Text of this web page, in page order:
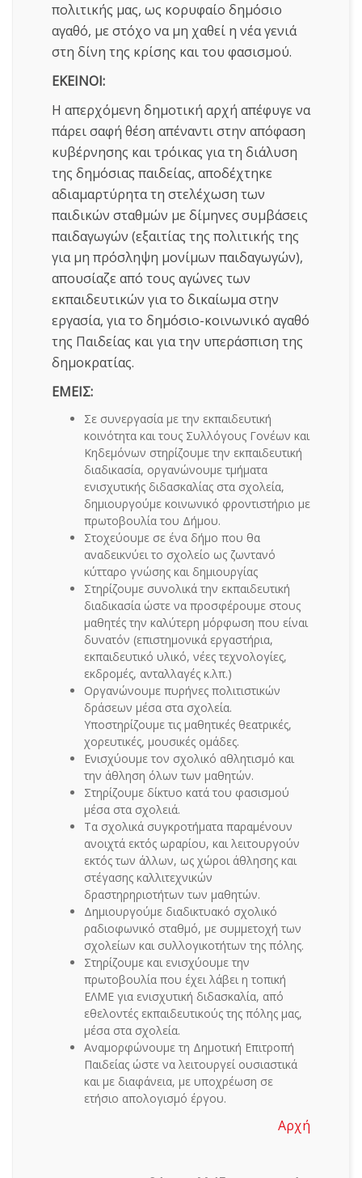
πολιτικής μας, ως κορυφαίο δημόσιο
αγαθό, με στόχο να μη χαθεί η νέα γενιά
στη δίνη της κρίσης και του φασισμού.
ΕΚΕΙΝΟΙ:
Η απερχόμενη δημοτική αρχή απέφυγε να
πάρει σαφή θέση απέναντι στην απόφαση
κυβέρνησης και τρόικας για τη διάλυση
της δημόσιας παιδείας, αποδέχτηκε
αδιαμαρτύρητα τη στελέχωση των
παιδικών σταθμών με δίμηνες συμβάσεις
παιδαγωγών (εξαιτίας της πολιτικής της
για μη πρόσληψη μονίμων παιδαγωγών),
απουσίαζε από τους αγώνες των
εκπαιδευτικών για το δικαίωμα στην
εργασία, για το δημόσιο-κοινωνικό αγαθό
της Παιδείας και για την υπεράσπιση της
δημοκρατίας.
ΕΜΕΙΣ:
Σε συνεργασία με την εκπαιδευτική
κοινότητα και τους Συλλόγους Γονέων και
Κηδεμόνων στηρίζουμε την εκπαιδευτική
διαδικασία, οργανώνουμε τμήματα
ενισχυτικής διδασκαλίας στα σχολεία,
δημιουργούμε κοινωνικό φροντιστήριο με
πρωτοβουλία του Δήμου.
Στοχεύουμε σε ένα δήμο που θα
αναδεικνύει το σχολείο ως ζωντανό
κύτταρο γνώσης και δημιουργίας
Στηρίζουμε συνολικά την εκπαιδευτική
διαδικασία ώστε να προσφέρουμε στους
μαθητές την καλύτερη μόρφωση που είναι
δυνατόν (επιστημονικά εργαστήρια,
εκπαιδευτικό υλικό, νέες τεχνολογίες,
εκδρομές, ανταλλαγές κ.λπ.)
Οργανώνουμε πυρήνες πολιτιστικών
δράσεων μέσα στα σχολεία.
Υποστηρίζουμε τις μαθητικές θεατρικές,
χορευτικές, μουσικές ομάδες.
Ενισχύουμε τον σχολικό αθλητισμό και
την άθληση όλων των μαθητών.
Στηρίζουμε δίκτυο κατά του φασισμού
μέσα στα σχολειά.
Τα σχολικά συγκροτήματα παραμένουν
ανοιχτά εκτός ωραρίου, και λειτουργούν
εκτός των άλλων, ως χώροι άθλησης και
στέγασης καλλιτεχνικών
δραστηρηριοτήτων των μαθητών.
Δημιουργούμε διαδικτυακό σχολικό
ραδιοφωνικό σταθμό, με συμμετοχή των
σχολείων και συλλογικοτήτων της πόλης.
Στηρίζουμε και ενισχύουμε την
πρωτοβουλία που έχει λάβει η τοπική
ΕΛΜΕ για ενισχυτική διδασκαλία, από
εθελοντές εκπαιδευτικούς της πόλης μας,
μέσα στα σχολεία.
Αναμορφώνουμε τη Δημοτική Επιτροπή
Παιδείας ώστε να λειτουργεί ουσιαστικά
και με διαφάνεια, με υποχρέωση σε
ετήσιο απολογισμό έργου.
Αρχή